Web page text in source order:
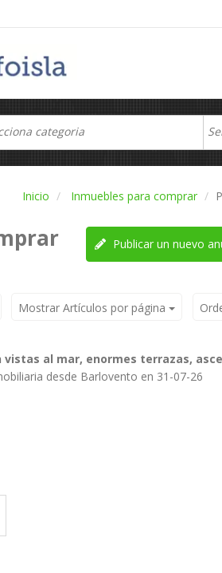
Inicio Inmuebles para comprar
Publicar un nuevo
Mostrar Artículos por página
vistas al mar, enormes terrazas,
desde Barlovento en 31-07-26